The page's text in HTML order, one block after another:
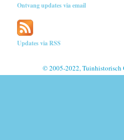
Ontvang updates via email
Updates via RSS
© 2005-2022, Tuinhistorisch